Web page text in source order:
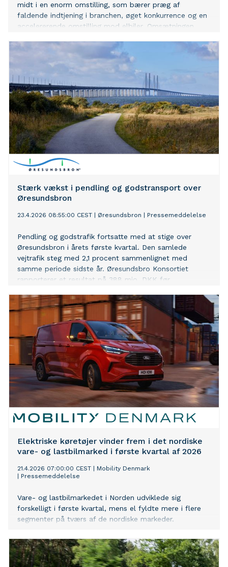
midt i en enorm omstilling, som bærer præg af
faldende indtjening i branchen, øget konkurrence og en
accelererende omstilling mod elbiler. Omsætningen
resultatet før skat udgør 336 millioner kroner (2024:
335 mio. kr.). Årets resultat hos Ejner Hessel Holding
A/S lander på 261 millioner kroner. Dermed fastholder
familievirksomheden niveauet fra året før. - Vi leverer et
meget tilfredsstillende resultat i en branche, hvor
indtjeningen generelt er under pres, og hvor der sker
store strukturelle ændringer på grund af elektrificering
og øget konkurrence. Det vidner om en stærk forretning
med dygtige medarbejdere og om en organisation, der
formår at tilpasse sig, når udfordringerne dukker op,
fortæller administrerende direktør i Ejner Hessel
Holding A/S, Benjamin Mahr. Stabilt eftermarked og
Stærk vækst i pendling og godstransport over
Øresundsbron
23.4.2026 08:55:00 CEST Øresundsbron Pressemeddelelse
Pendling og godstrafik fortsatte med at stige over
Øresundsbron i årets første kvartal. Den samlede
vejtrafik steg med 2,1 procent sammenlignet med
samme periode sidste år. Øresundsbro Konsortiet
rapporterer et resultat på 388 mio. DKK før
Elektriske køretøjer vinder frem i det nordiske
vare- og lastbilmarked i første kvartal af 2026
21.4.2026 07:00:00 CEST
Mobility Denmark
Pressemeddelelse
Vare- og lastbilmarkedet i Norden udviklede sig
forskelligt i første kvartal, mens el fyldte mere i flere
segmenter på tværs af de nordiske markeder.